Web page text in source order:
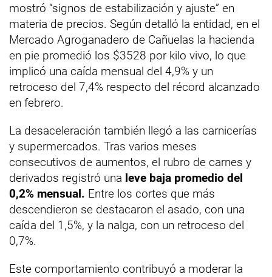
mostró “signos de estabilización y ajuste” en
materia de precios. Según detalló la entidad, en el
Mercado Agroganadero de Cañuelas la hacienda
en pie promedió los $3528 por kilo vivo, lo que
implicó una caída mensual del 4,9% y un
retroceso del 7,4% respecto del récord alcanzado
en febrero.
La desaceleración también llegó a las carnicerías
y supermercados. Tras varios meses
consecutivos de aumentos, el rubro de carnes y
derivados registró una leve baja promedio del
0,2% mensual. Entre los cortes que más
descendieron se destacaron el asado, con una
caída del 1,5%, y la nalga, con un retroceso del
0,7%.
Este comportamiento contribuyó a moderar la